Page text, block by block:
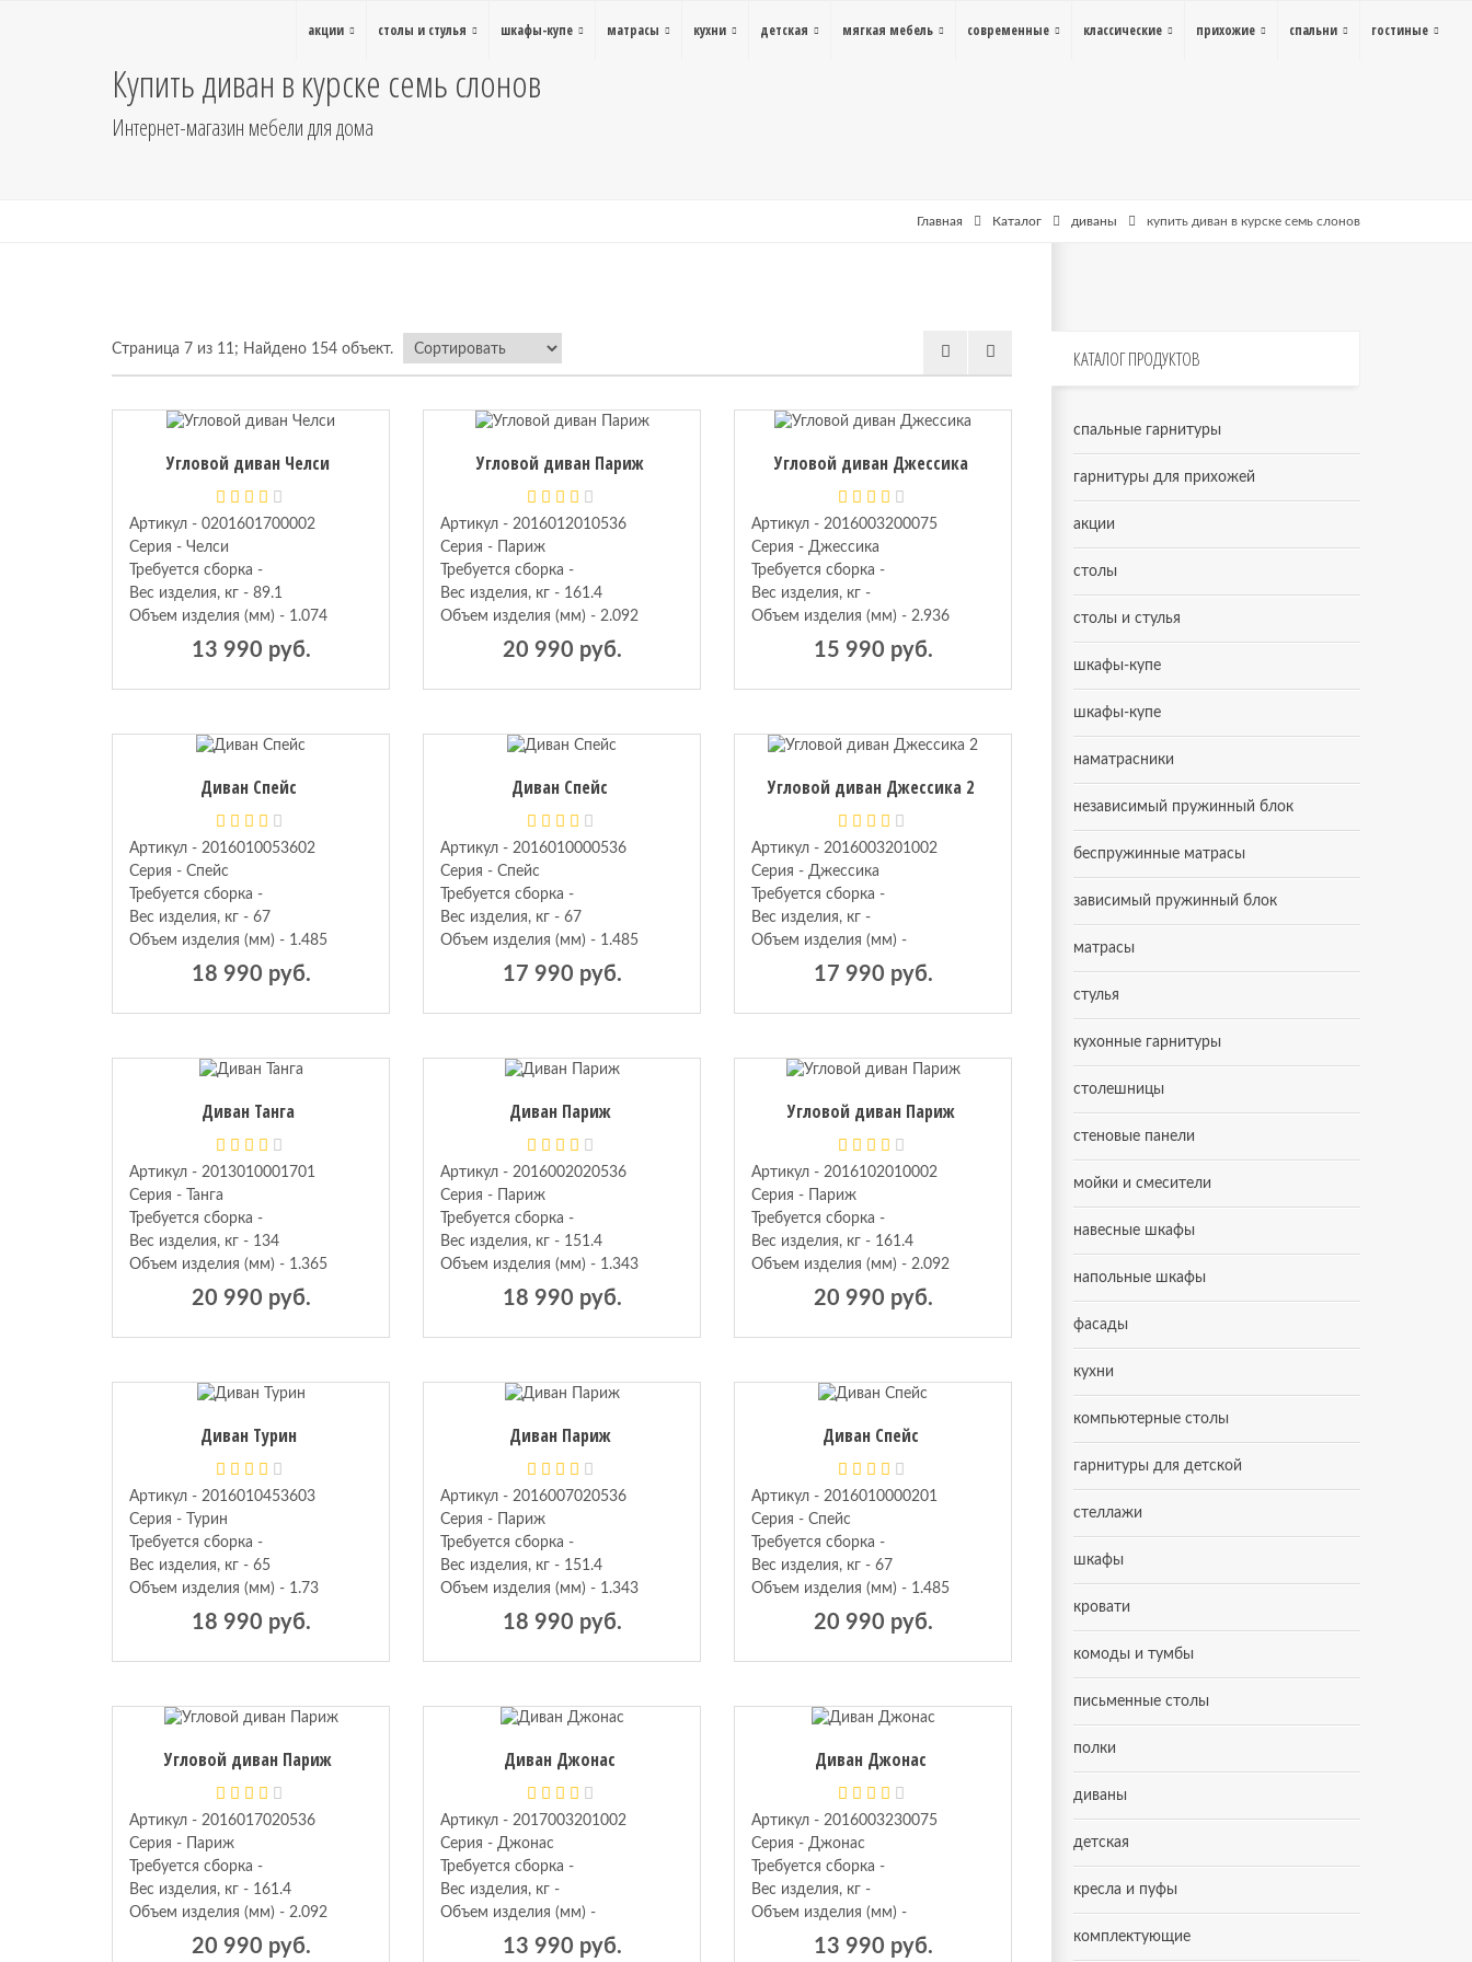
акции столы и стулья шкафы-купе матрасы кухни детская мягкая мебель современные классические прихожие спальни гостиные
Купить диван в курске семь слонов
Интернет-магазин мебели для дома
Главная Каталог диваны купить диван в курске семь слонов
Страница 7 из 11; Найдено 154 объект.
Угловой диван Челси
Артикул - 0201601700002
Серия - Челси
Требуется сборка -
Вес изделия, кг - 89.1
Объем изделия (мм) - 1.074
13 990 руб.
Угловой диван Париж
Артикул - 2016012010536
Серия - Париж
Требуется сборка -
Вес изделия, кг - 161.4
Объем изделия (мм) - 2.092
20 990 руб.
Угловой диван Джессика
Артикул - 2016003200075
Серия - Джессика
Требуется сборка -
Вес изделия, кг -
Объем изделия (мм) - 2.936
15 990 руб.
Диван Спейс
Артикул - 2016010053602
Серия - Спейс
Требуется сборка -
Вес изделия, кг - 67
Объем изделия (мм) - 1.485
18 990 руб.
Диван Спейс
Артикул - 2016010000536
Серия - Спейс
Требуется сборка -
Вес изделия, кг - 67
Объем изделия (мм) - 1.485
17 990 руб.
Угловой диван Джессика 2
Артикул - 2016003201002
Серия - Джессика
Требуется сборка -
Вес изделия, кг -
Объем изделия (мм) -
17 990 руб.
Диван Танга
Артикул - 2013010001701
Серия - Танга
Требуется сборка -
Вес изделия, кг - 134
Объем изделия (мм) - 1.365
20 990 руб.
Диван Париж
Артикул - 2016002020536
Серия - Париж
Требуется сборка -
Вес изделия, кг - 151.4
Объем изделия (мм) - 1.343
18 990 руб.
Угловой диван Париж
Артикул - 2016102010002
Серия - Париж
Требуется сборка -
Вес изделия, кг - 161.4
Объем изделия (мм) - 2.092
20 990 руб.
Диван Турин
Артикул - 2016010453603
Серия - Турин
Требуется сборка -
Вес изделия, кг - 65
Объем изделия (мм) - 1.73
18 990 руб.
Диван Париж
Артикул - 2016007020536
Серия - Париж
Требуется сборка -
Вес изделия, кг - 151.4
Объем изделия (мм) - 1.343
18 990 руб.
Диван Спейс
Артикул - 2016010000201
Серия - Спейс
Требуется сборка -
Вес изделия, кг - 67
Объем изделия (мм) - 1.485
20 990 руб.
Угловой диван Париж
Артикул - 2016017020536
Серия - Париж
Требуется сборка -
Вес изделия, кг - 161.4
Объем изделия (мм) - 2.092
20 990 руб.
Диван Джонас
Артикул - 2017003201002
Серия - Джонас
Требуется сборка -
Вес изделия, кг -
Объем изделия (мм) -
13 990 руб.
Диван Джонас
Артикул - 2016003230075
Серия - Джонас
Требуется сборка -
Вес изделия, кг -
Объем изделия (мм) -
13 990 руб.
КАТАЛОГПРОДУКТОВ
спальные гарнитуры
гарнитуры для прихожей
акции
столы
столы и стулья
шкафы-купе
шкафы-купе
наматрасники
независимый пружинный блок
беспружинные матрасы
зависимый пружинный блок
матрасы
стулья
кухонные гарнитуры
столешницы
стеновые панели
мойки и смесители
навесные шкафы
напольные шкафы
фасады
кухни
компьютерные столы
гарнитуры для детской
стеллажи
шкафы
кровати
комоды и тумбы
письменные столы
полки
диваны
детская
кресла и пуфы
комплектующие